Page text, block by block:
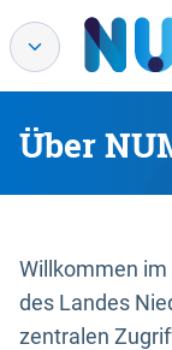
Über
Willkommen im
des Landes
zentralen